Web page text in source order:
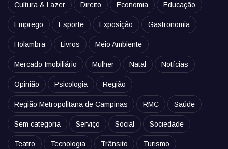
Cultura & Lazer Direito Economia Educação
Emprego Esporte Exposição Gastronomia
Holambra Livros Meio Ambiente
Mercado Imobiliário Mulher Natal Notícias
Opinião Psicologia Região
Região Metropolitana de Campinas RMC Saúde
Sem categoria Serviço Social Sociedade
Teatro Tecnologia Trânsito Turismo